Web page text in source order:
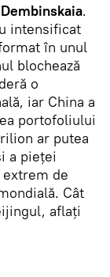
.
intensificat
în unul
blochează
o
iar China a
portofoliului
ar putea
a pieței
de
Cât
aflați